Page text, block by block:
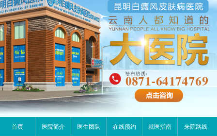
首页 医院简介 医生团队 在线预约 就医指南 来院路线